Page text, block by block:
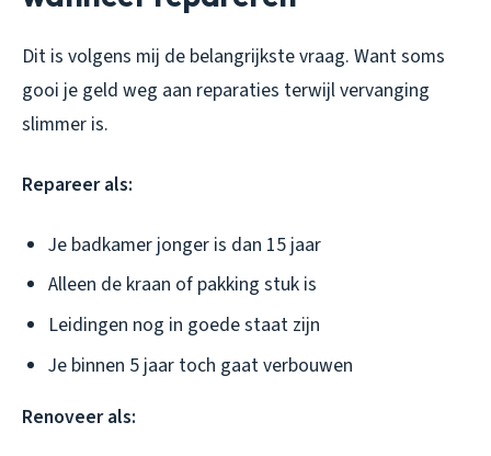
Dit is volgens mij de belangrijkste vraag. Want soms
gooi je geld weg aan reparaties terwijl vervanging
slimmer is.
Repareer als:
Je badkamer jonger is dan 15 jaar
Alleen de kraan of pakking stuk is
Leidingen nog in goede staat zijn
Je binnen 5 jaar toch gaat verbouwen
Renoveer als: